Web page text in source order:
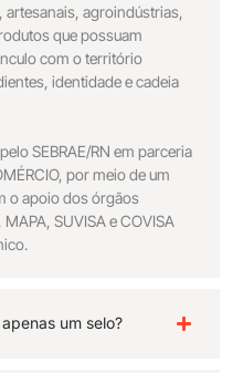
agroindústrias,
que possuam
com o território
identidade e cadeia
SEBRAE/RN em parceria
por meio de um
o apoio dos órgãos
SUVISA e COVISA
um selo?